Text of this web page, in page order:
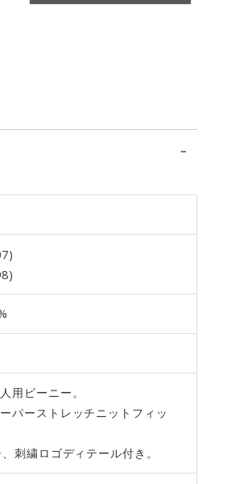
用ビーニー。
パーストレッチニットフィッ
刺繍ロゴディテール付き。